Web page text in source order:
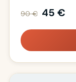
90 € 45 €